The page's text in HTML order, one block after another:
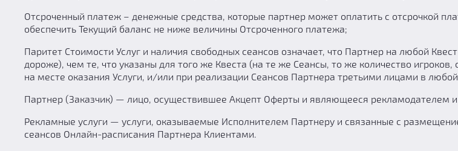
Отсроченный платеж – денежные средства, которые партнер может оплатить с отсрочкой
обеспечить Текущий баланс не ниже величины Отсроченного платежа;
Паритет Стоимости Услуг и наличия свободных сеансов означает, что Партнер на любой
дороже), чем те, что указаны для того же Квеста (на те же Сеансы, то же количество
на месте оказания Услуги, и/или при реализации Сеансов Партнера третьими лицами в
Партнер (Заказчик) — лицо, осуществившее Акцепт Оферты и являющееся рекламодателем
Рекламные услуги — услуги, оказываемые Исполнителем Партнеру и связанные с
сеансов Онлайн-расписания Партнера Клиентами.